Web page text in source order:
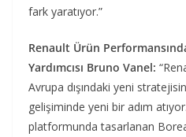
fark yaratıyor.”
Renault Ürün
Yardımcısı Bruno Vanel:
Avrupa dışındaki yeni
gelişiminde yeni bir adım
platformunda tasarlanan